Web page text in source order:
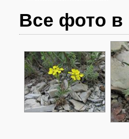
Все фото в